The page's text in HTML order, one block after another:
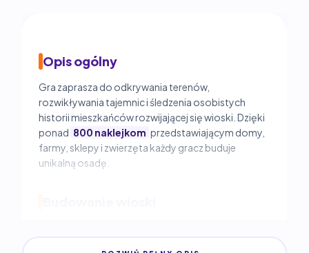
Opis ogólny
Gra zaprasza do odkrywania terenów,
rozwikływania tajemnic i śledzenia osobistych
historii mieszkańców rozwijającej się wioski. Dzięki
ponad 800 naklejkom przedstawiającym domy,
farmy, sklepy i zwierzęta każdy gracz buduje
unikalną osadę.